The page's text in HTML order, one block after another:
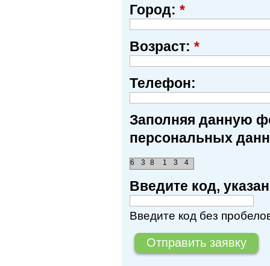
Город: *
Возраст: *
Телефон:
Заполняя данную
персональных
4
3
1
3 8
6
Введите код,
Введите код без